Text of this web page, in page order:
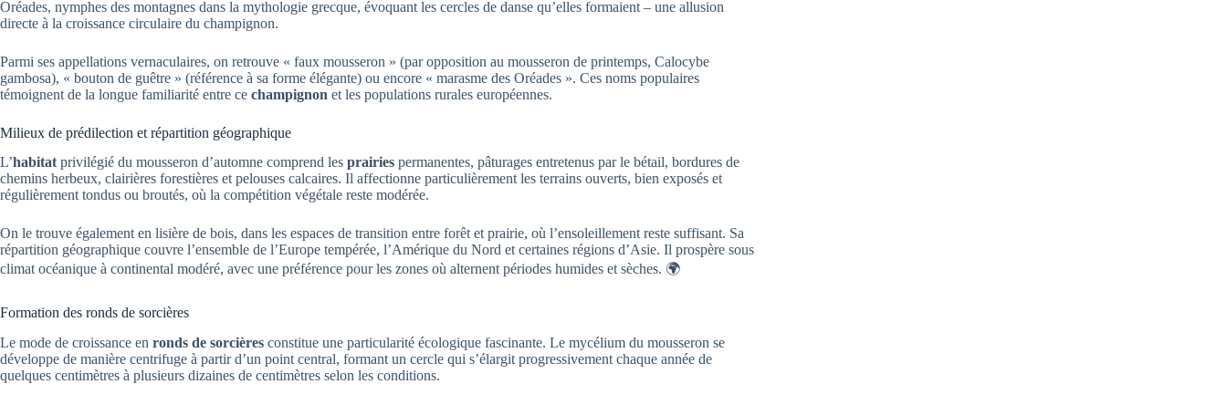
Oréades, nymphes des montagnes dans la mythologie grecque, évoquant les cercles de danse qu’elles formaient – une allusion
directe à la croissance circulaire du champignon.
Parmi ses appellations vernaculaires, on retrouve « faux mousseron » (par opposition au mousseron de printemps, Calocybe
gambosa), « bouton de guêtre » (référence à sa forme élégante) ou encore « marasme des Oréades ». Ces noms populaires
témoignent de la longue familiarité entre ce champignon et les populations rurales européennes.
Milieux de prédilection et répartition géographique
L’habitat privilégié du mousseron d’automne comprend les prairies permanentes, pâturages entretenus par le bétail, bordures de
chemins herbeux, clairières forestières et pelouses calcaires. Il affectionne particulièrement les terrains ouverts, bien exposés et
régulièrement tondus ou broutés, où la compétition végétale reste modérée.
On le trouve également en lisière de bois, dans les espaces de transition entre forêt et prairie, où l’ensoleillement reste suffisant. Sa
répartition géographique couvre l’ensemble de l’Europe tempérée, l’Amérique du Nord et certaines régions d’Asie. Il prospère sous
climat océanique à continental modéré, avec une préférence pour les zones où alternent périodes humides et sèches. 🌍
Formation des ronds de sorcières
Le mode de croissance en ronds de sorcières constitue une particularité écologique fascinante. Le mycélium du mousseron se
développe de manière centrifuge à partir d’un point central, formant un cercle qui s’élargit progressivement chaque année de
quelques centimètres à plusieurs dizaines de centimètres selon les conditions.